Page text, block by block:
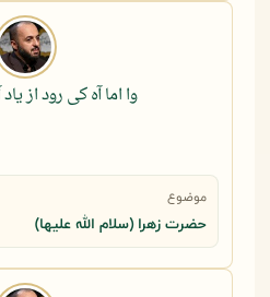
وا اما آه کی رود از
موضوع
حضرت زهرا (سلام الله علیها)